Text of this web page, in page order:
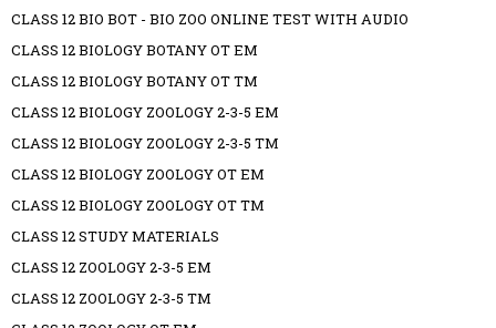
CLASS 12 BIO BOT - BIO ZOO ONLINE TEST WITH AUDIO
CLASS 12 BIOLOGY BOTANY OT EM
CLASS 12 BIOLOGY BOTANY OT TM
CLASS 12 BIOLOGY ZOOLOGY 2-3-5 EM
CLASS 12 BIOLOGY ZOOLOGY 2-3-5 TM
CLASS 12 BIOLOGY ZOOLOGY OT EM
CLASS 12 BIOLOGY ZOOLOGY OT TM
CLASS 12 STUDY MATERIALS
CLASS 12 ZOOLOGY 2-3-5 EM
CLASS 12 ZOOLOGY 2-3-5 TM